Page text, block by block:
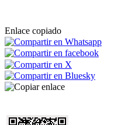
Enlace copiado